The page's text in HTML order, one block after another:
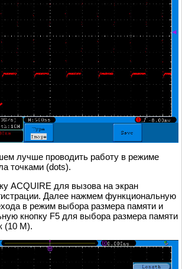
лучше проводить работу в режиме
точками (dots).
ACQUIRE для вызова на экран
Далее нажмем функциональную
в режим выбора размера памяти и
кнопку F5 для выбора размера памяти
(10 М).